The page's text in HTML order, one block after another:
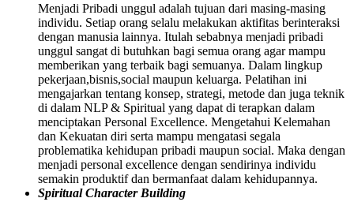
Menjadi Pribadi unggul adalah tujuan dari masing-masing
individu. Setiap orang selalu melakukan aktifitas berinteraksi
dengan manusia lainnya. Itulah sebabnya menjadi pribadi
unggul sangat di butuhkan bagi semua orang agar mampu
memberikan yang terbaik bagi semuanya. Dalam lingkup
pekerjaan,bisnis,social maupun keluarga. Pelatihan ini
mengajarkan tentang konsep, strategi, metode dan juga teknik
di dalam NLP & Spiritual yang dapat di terapkan dalam
menciptakan Personal Excellence. Mengetahui Kelemahan
dan Kekuatan diri serta mampu mengatasi segala
problematika kehidupan pribadi maupun social. Maka dengan
menjadi personal excellence dengan sendirinya individu
semakin produktif dan bermanfaat dalam kehidupannya.
Spiritual Character Building